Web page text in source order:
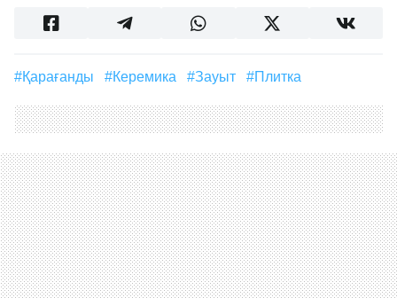
#Қарағанды #керемика #зауыт #плитка